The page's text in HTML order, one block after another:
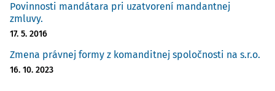
Povinnosti mandátara pri uzatvorení mandantnej
zmluvy.
17. 5. 2016
Zmena právnej formy z komanditnej spoločnosti na s.r.o.
16. 10. 2023